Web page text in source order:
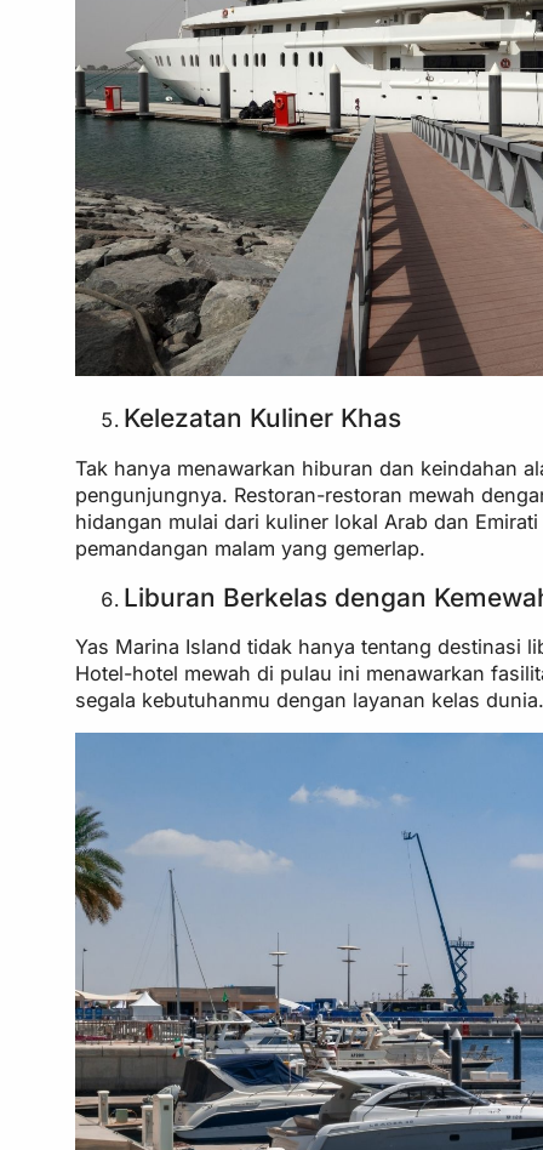
Kelezatan Kuliner Khas
Tak hanya menawarkan hiburan dan keindahan
pengunjungnya. Restoran-restoran mewah
hidangan mulai dari kuliner lokal Arab dan
pemandangan malam yang gemerlap.
Liburan Berkelas dengan
Yas Marina Island tidak hanya tentang destinasi
Hotel-hotel mewah di pulau ini menawarkan
segala kebutuhanmu dengan layanan kelas